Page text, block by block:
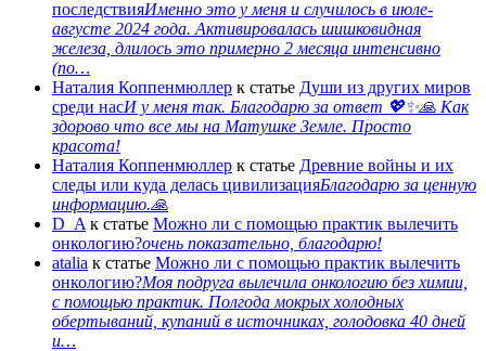
последствияИменно это у меня и случилось в июле-
августе 2024 года. Активировалась шишковидная
железа, длилось это примерно 2 месяца интенсивно
(по…
Наталия Коппенмюллер к статье Души из других миров
среди насИ у меня так. Благодарю за ответ 💖✨️🙏 Как
здорово что все мы на Матушке Земле. Просто
красота!
Наталия Коппенмюллер к статье Древние войны и их
следы или куда делась цивилизацияБлагодарю за ценную
информацию.🙏
D_A к статье Можно ли с помощью практик вылечить
онкологию?очень показательно, благодарю!
atalia к статье Можно ли с помощью практик вылечить
онкологию?Моя подруга вылечила онкологию без химии,
с помощью практик. Полгода мокрых холодных
обертываний, купаний в источниках, голодовка 40 дней
и…